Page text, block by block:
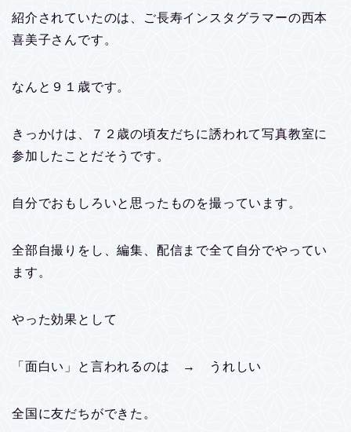
紹介されていたのは、ご長寿インスタグラマーの西本
喜美子さんです。
なんと９１歳です。
きっかけは、７２歳の頃友だちに誘われて写真教室に
参加したことだそうです。
自分でおもしろいと思ったものを撮っています。
全部自撮りをし、編集、配信まで全て自分でやってい
ます。
やった効果として
「面白い」と言われるのは → うれしい
全国に友だちができた。